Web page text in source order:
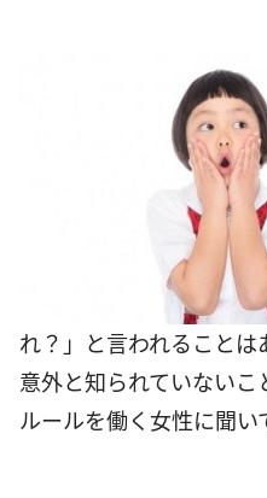
れ？」と言われること
意外と知られていない
ルールを働く女性に聞い